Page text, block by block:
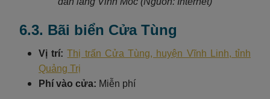
6.3. Bãi biển Cửa Tùng
Vị trí: Thị trấn Cửa Tùng, huyện Vĩnh Linh, tỉnh
Quảng Trị
Phí vào cửa: Miễn phí